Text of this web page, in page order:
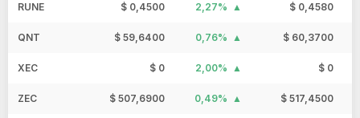
RUNE $ 0,4500 2,27% $ 0,4580
QNT $ 59,6400 0,76% $ 60,3700
XEC $ 0 2,00% $ 0
ZEC $ 507,6900 0,49% $ 517,4500